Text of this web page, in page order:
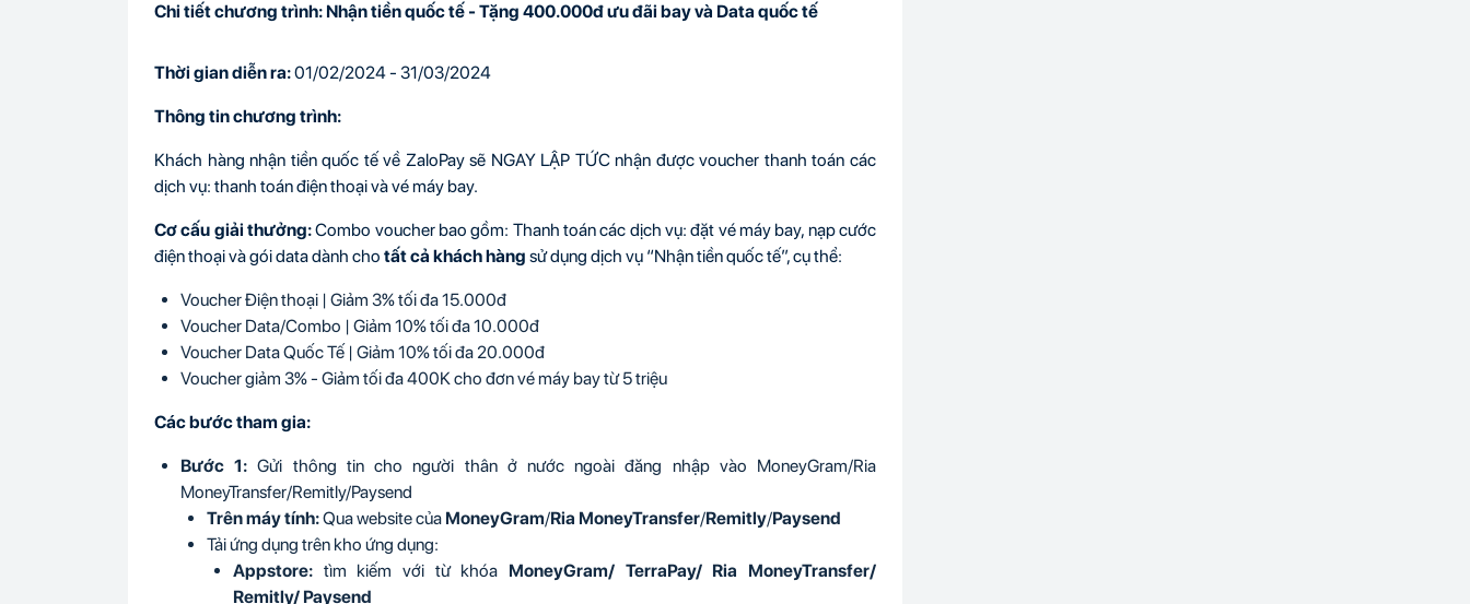
Chi tiết chương trình: Nhận tiền quốc tế - Tặng 400.000đ ưu đãi bay và Data quốc tế
Thời gian diễn ra:01/02/2024 - 31/03/2024
Thông tin chương trình:
Khách hàng nhận tiền quốc tế về ZaloPay sẽ NGAY LẬP TỨC nhận được voucher thanh toán các
dịch vụ: thanh toán điện thoại và vé máy bay.
Cơ cấu giải thưởng:Combo voucher bao gồm: Thanh toán các dịch vụ: đặt vé máy bay, nạp cước
điện thoại và gói data dành cho tất cả khách hàng sử dụng dịch vụ “Nhận tiền quốc tế”, cụ thể:
Voucher Điện thoại | Giảm 3% tối đa 15.000đ
Voucher Data/Combo | Giảm 10% tối đa 10.000đ
Voucher Data Quốc Tế | Giảm 10% tối đa 20.000đ
Voucher giảm 3% - Giảm tối đa 400K cho đơn vé máy bay từ 5 triệu
Các bước tham gia:
Bước 1: Gửi thông tin cho người thân ở nước ngoài đăng nhập vào MoneyGram/Ria
MoneyTransfer/Remitly/Paysend
Trên máy tính:Qua website của MoneyGram/Ria MoneyTransfer/Remitly/Paysend
Tải ứng dụng trên kho ứng dụng:
Appstore: tìm kiếm với từ khóa MoneyGram/ TerraPay/ Ria MoneyTransfer/
Remitly/ Paysend